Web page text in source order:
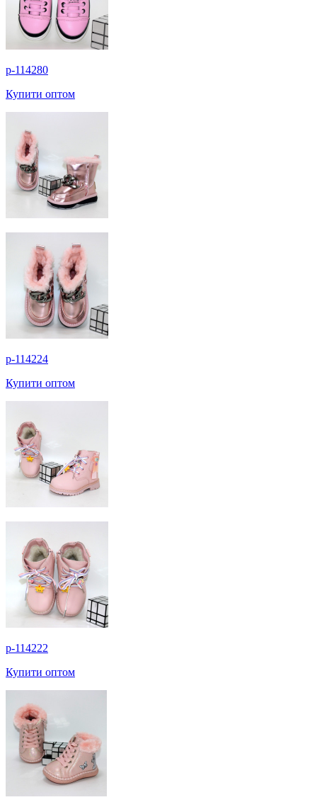
p-114280
Купити оптом
p-114224
Купити оптом
p-114222
Купити оптом